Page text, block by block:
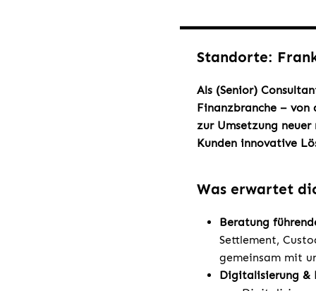
Standorte:
Als (Senior)
Finanzbranche –
zur Umsetzung
Kunden innovative
Was erwartet
Beratung
Settlement,
gemeinsam mit
Digitalisierung &